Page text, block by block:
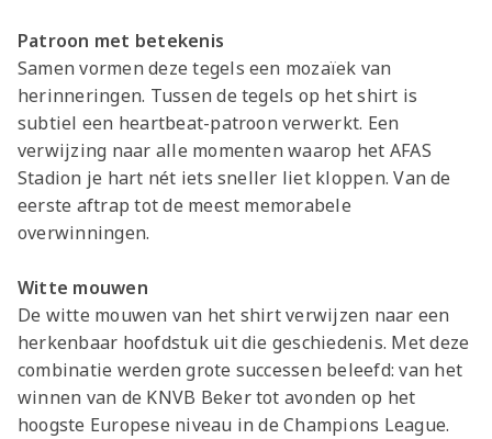
Patroon met betekenis
Samen vormen deze tegels een mozaïek van
herinneringen. Tussen de tegels op het shirt is
subtiel een heartbeat-patroon verwerkt. Een
verwijzing naar alle momenten waarop het AFAS
Stadion je hart nét iets sneller liet kloppen. Van de
eerste aftrap tot de meest memorabele
overwinningen.
Witte mouwen
De witte mouwen van het shirt verwijzen naar een
herkenbaar hoofdstuk uit die geschiedenis. Met deze
combinatie werden grote successen beleefd: van het
winnen van de KNVB Beker tot avonden op het
hoogste Europese niveau in de Champions League.